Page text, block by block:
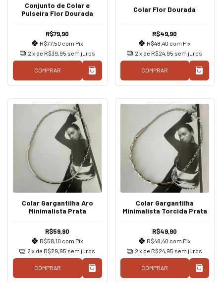
Conjunto de Colar e
Pulseira Flor Dourada
R$79,90
R$77,50 com Pix
2 x de R$39,95 sem juros
COMPRAR
Colar Flor Dourada
R$49,90
R$48,40 com Pix
2 x de R$24,95 sem juros
COMPRAR
Colar Gargantilha Aro
Minimalista Prata
R$59,90
R$58,10 com Pix
2 x de R$29,95 sem juros
COMPRAR
Colar Gargantilha
Minimalista Torcida Prata
R$49,90
R$48,40 com Pix
2 x de R$24,95 sem juros
COMPRAR